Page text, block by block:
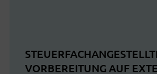
VORBEREITUNG AUF